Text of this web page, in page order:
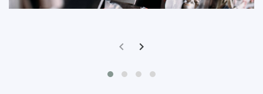
Общественные организации
Подготовительные курсы
Научно-технические разработки
Областной конкурс "Молодой учёный"